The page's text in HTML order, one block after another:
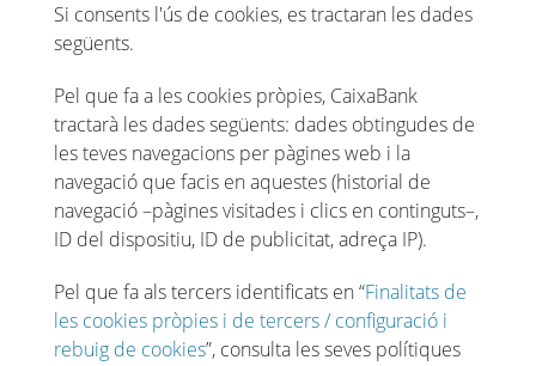
Si consents l'ús de cookies, es tractaran les dades
següents.
Pel que fa a les cookies pròpies, CaixaBank
tractarà les dades següents: dades obtingudes de
les teves navegacions per pàgines web i la
navegació que facis en aquestes (historial de
navegació –pàgines visitades i clics en continguts–,
ID del dispositiu, ID de publicitat, adreça IP).
Pel que fa als tercers identificats en “Finalitats de
les cookies pròpies i de tercers / configuració i
rebuig de cookies”, consulta les seves polítiques